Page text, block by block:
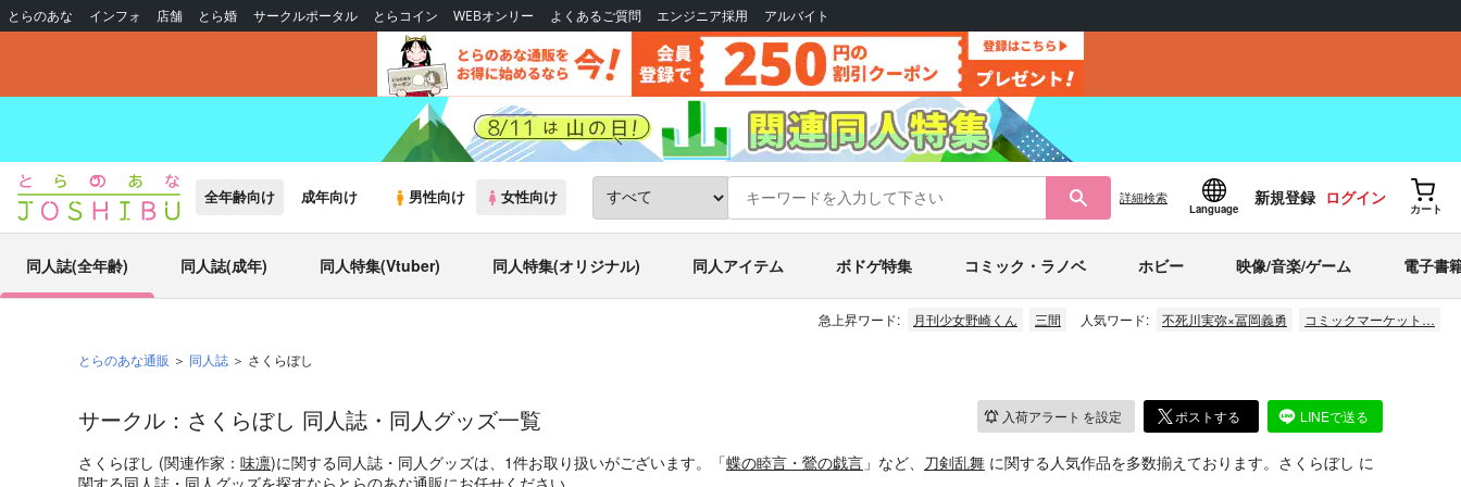
とらのあな インフォ 店舗 とら婚 サークルポータル とらコイン WEBオンリー よくあるご質問 エンジニア採用 アルバイト
全年齢向け 成年向け 男性向け 女性向け 詳細検索
Language
新規登録 ログイン
カート
同人誌(全年齢) 同人誌(成年) 同人特集(Vtuber) 同人特集(オリジナル) 同人アイテム ボドゲ特集 コミック・ラノベ ホビー 映像/音楽/ゲーム 電子書
急上昇ワード: 月刊少女野崎くん 三間 人気ワード: 不死川実弥×冨岡義勇 コミックマーケット…
とらのあな通販 同人誌 さくらぼし
入荷アラート を設定 ポストする LINEで送る
サークル：さくらぼし 同人誌・同人グッズ一覧
さくらぼし (関連作家： 味凛)に関する同人誌・同人グッズは、1件お取り扱いがございます。「蝶の睦言・鶯の戯言 」など、 刀剣乱舞 に関する人気作品を多数揃えております。さくらぼし に
関する同人誌・同人グッズを探すならとらのあな通販にお任せください。